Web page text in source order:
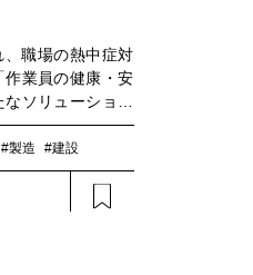
職場の熱中症対
業員の健康・安
ソリューション
ーカスが開発し
です。バイタル
管理ができるほ
用して新たなデ
#製造 #建設